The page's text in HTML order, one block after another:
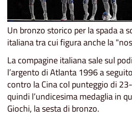
Un bronzo storico per la spada a
italiana tra cui figura anche la
La compagine italiana sale sul
l’argento di Atlanta 1996 a
contro la Cina col punteggio di
quindi l’undicesima medaglia in
Giochi, la sesta di bronzo.